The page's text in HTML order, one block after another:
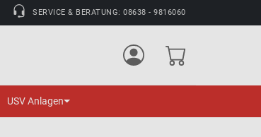
SERVICE & BERATUNG: 08638 - 9816060
USV Anlagen